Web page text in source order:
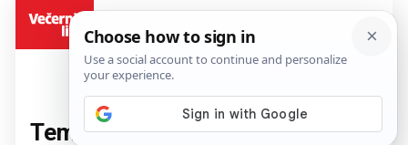
Tema:izbori u BiH(117 članaka)